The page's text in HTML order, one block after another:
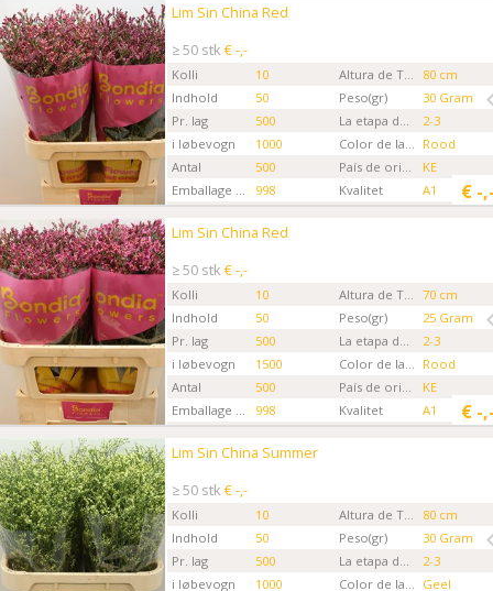
Lim Sin China Red
≥ 50 stk € -,-
Kolli 10 Altura de Tallo
80 cm
Indhold
50 Peso(gr)
30 Gram
Pr. lag
500
2-3
i løbevogn
1000
Rood
Antal
500
KE
998 Kvalitet
A1
€ -
Lim Sin China Red
Kies eerst een ordertype.
Lim Sin China Red
≥ 50 stk € -,-
Kolli 10 Altura de Tallo
70 cm
Indhold
50 Peso(gr)
25 Gram
Pr. lag
500
2-3
i løbevogn
1500
Rood
Antal
500
KE
998 Kvalitet
A1
€ -
Lim Sin China Red
Kies eerst een ordertype.
Lim Sin China Summer
≥ 50 stk € -,-
Kolli 10 Altura de Tallo
80 cm
Indhold
50 Peso(gr)
30 Gram
Pr. lag
500
2-3
i løbevogn
1000
Geel
Lim Sin China Summer
Kies eerst een ordertype.